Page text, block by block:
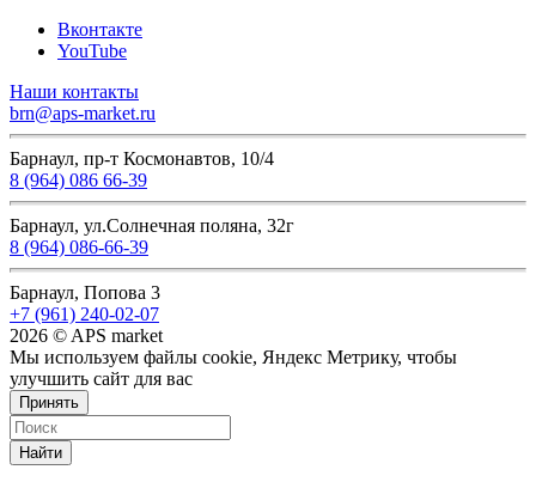
Вконтакте
YouTube
Наши контакты
brn@aps-market.ru
Барнаул, пр-т Космонавтов, 10/4
8 (964) 086 66-39
Барнаул, ул.Солнечная поляна, 32г
8 (964) 086-66-39
Барнаул, Попова 3
+7 (961) 240-02-07
2026 © APS market
Мы используем файлы cookie, Яндекс Метрику, чтобы
улучшить сайт для вас
Принять
Найти